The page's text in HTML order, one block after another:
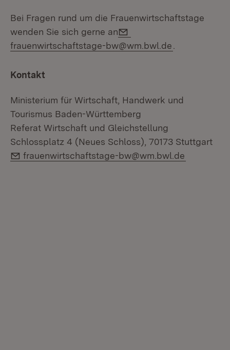
Bei Fragen rund um die Frauenwirtschaftstage
wenden Sie sich gerne an
frauenwirtschaftstage-bw@wm.bwl.de
Kontakt
Ministerium für Wirtschaft, Handwerk und
Tourismus Baden-Württemberg
Referat Wirtschaft und Gleichstellung
Schlossplatz 4 (Neues Schloss), 70173 Stuttgart
E-Mail:
frauenwirtschaftstage-bw@wm.bwl.de